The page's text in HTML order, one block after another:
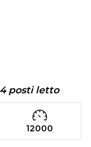
posti letto
12000